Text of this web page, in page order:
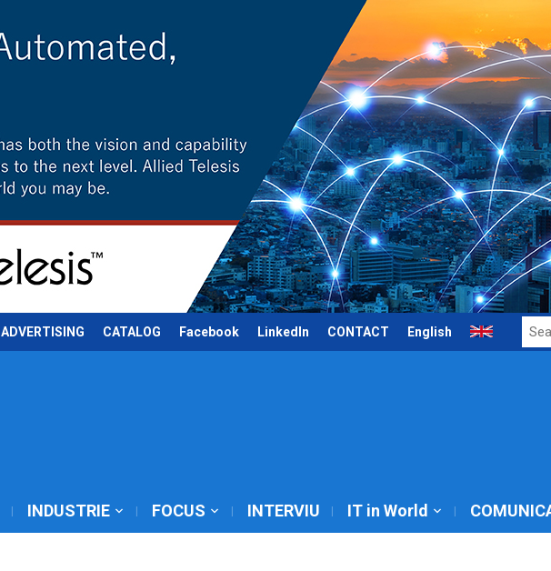
ADVERTISING CATALOG Facebook LinkedIn CONTACT English
for:
INDUSTRIE FOCUS INTERVIU IT in World